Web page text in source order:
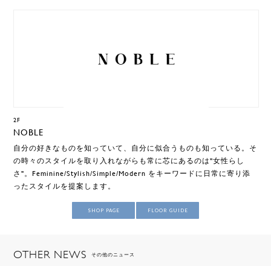
2F
NOBLE
自分の好きなものを知っていて、自分に似合うものも知っている。そ
の時々のスタイルを取り入れながらも常に芯にあるのは"女性らし
さ"。Feminine/Stylish/Simple/Modern をキーワードに日常に寄り添
ったスタイルを提案します。
SHOP PAGE FLOOR GUIDE
OTHER NEWS その他のニュース